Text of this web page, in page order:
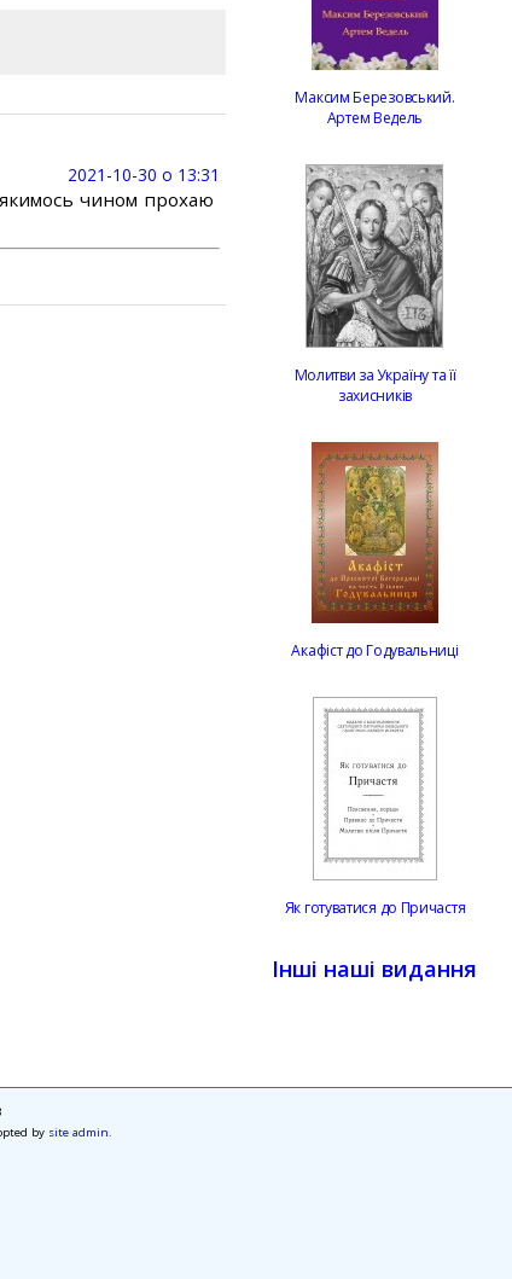
2021-10-30 о 13:31
чином прохаю
Максим Березовський.
Артем Ведель
Молитви за Україну та її
захисників
Акафіст до Годувальниці
Як готуватися до Причастя
Інші наші видання
by site admin.